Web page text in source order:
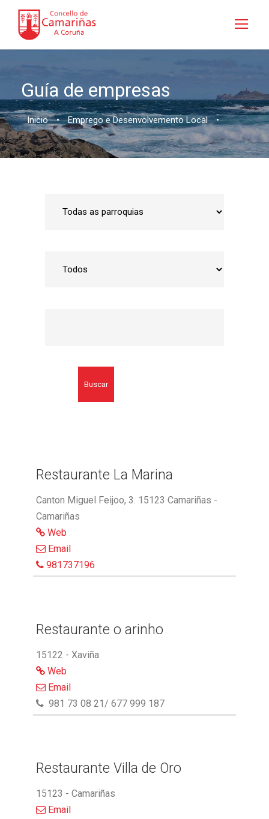
Guía de empresas
Inicio • Emprego e Desenvolvemento Local •
Buscar
Restaurante La Marina
Canton Miguel Feijoo, 3. 15123 Camariñas -
Camariñas
Web
Email
981737196
Restaurante o arinho
15122 - Xaviña
Web
Email
981 73 08 21/ 677 999 187
Restaurante Villa de Oro
15123 - Camariñas
Email